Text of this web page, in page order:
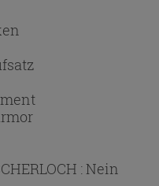
:Nein